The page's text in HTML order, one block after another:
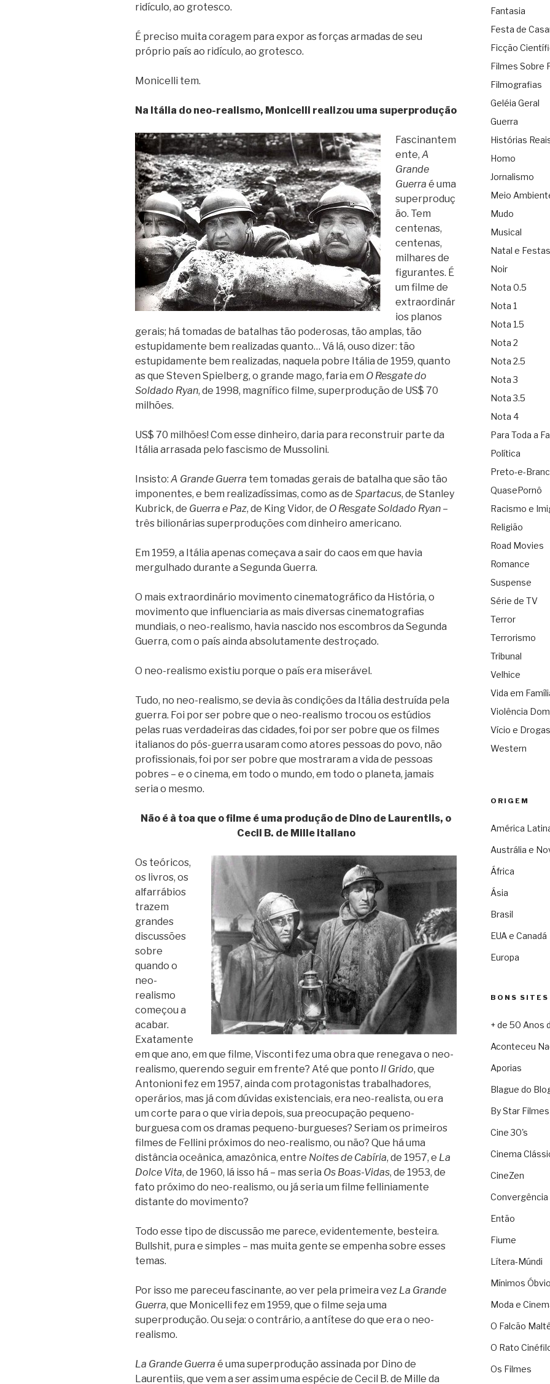
ridículo, ao grotesco.
É preciso muita coragem para expor as forças armadas de seu
próprio país ao ridículo, ao grotesco.
Monicelli tem.
Na Itália do neo-realismo, Monicelli realizou uma superprodução
Fascinantem
ente, A
Grande
Guerra é uma
superproduç
ão. Tem
centenas,
centenas,
milhares de
figurantes. É
um filme de
extraordinár
ios planos
gerais; há tomadas de batalhas tão poderosas, tão amplas, tão
estupidamente bem realizadas quanto… Vá lá, ouso dizer: tão
estupidamente bem realizadas, naquela pobre Itália de 1959, quanto
as que Steven Spielberg, o grande mago, faria em O Resgate do
Soldado Ryan, de 1998, magnífico filme, superprodução de US$ 70
milhões.
US$ 70 milhões! Com esse dinheiro, daria para reconstruir parte da
Itália arrasada pelo fascismo de Mussolini.
Insisto: A Grande Guerra tem tomadas gerais de batalha que são tão
imponentes, e bem realizadíssimas, como as de Spartacus, de Stanley
Kubrick, de Guerra e Paz, de King Vidor, de O Resgate Soldado Ryan –
três bilionárias superproduções com dinheiro americano.
Em 1959, a Itália apenas começava a sair do caos em que havia
mergulhado durante a Segunda Guerra.
O mais extraordinário movimento cinematográfico da História, o
movimento que influenciaria as mais diversas cinematografias
mundiais, o neo-realismo, havia nascido nos escombros da Segunda
Guerra, com o país ainda absolutamente destroçado.
O neo-realismo existiu porque o país era miserável.
Tudo, no neo-realismo, se devia às condições da Itália destruída pela
guerra. Foi por ser pobre que o neo-realismo trocou os estúdios
pelas ruas verdadeiras das cidades, foi por ser pobre que os filmes
italianos do pós-guerra usaram como atores pessoas do povo, não
profissionais, foi por ser pobre que mostraram a vida de pessoas
pobres – e o cinema, em todo o mundo, em todo o planeta, jamais
seria o mesmo.
Não é à toa que o filme é uma produção de Dino de Laurentiis, o
Cecil B. de Mille italiano
Os teóricos,
os livros, os
alfarrábios
trazem
grandes
discussões
sobre
quando o
neo-
realismo
começou a
acabar.
Exatamente
em que ano, em que filme, Visconti fez uma obra que renegava o neo-
realismo, querendo seguir em frente? Até que ponto Il Grido, que
Antonioni fez em 1957, ainda com protagonistas trabalhadores,
operários, mas já com dúvidas existenciais, era neo-realista, ou era
um corte para o que viria depois, sua preocupação pequeno-
burguesa com os dramas pequeno-burgueses? Seriam os primeiros
filmes de Fellini próximos do neo-realismo, ou não? Que há uma
distância oceânica, amazônica, entre Noites de Cabíria, de 1957, e La
Dolce Vita, de 1960, lá isso há – mas seria Os Boas-Vidas, de 1953, de
fato próximo do neo-realismo, ou já seria um filme felliniamente
distante do movimento?
Todo esse tipo de discussão me parece, evidentemente, besteira.
Bullshit, pura e simples – mas muita gente se empenha sobre esses
temas.
Por isso me pareceu fascinante, ao ver pela primeira vez La Grande
Guerra, que Monicelli fez em 1959, que o filme seja uma
superprodução. Ou seja: o contrário, a antítese do que era o neo-
realismo.
La Grande Guerra é uma superprodução assinada por Dino de
Laurentiis, que vem a ser assim uma espécie de Cecil B. de Mille da
Fantasia
Festa de
Ficção
Filmes Sobre
Filmografias
Geléia Geral
Guerra
Histórias
Homo
Jornalismo
Meio
Mudo
Musical
Natal e Festas
Noir
Nota 0.5
Nota 1
Nota 1.5
Nota 2
Nota 2.5
Nota 3
Nota 3.5
Nota 4
Para Toda a
Política
Preto-e-
QuasePornô
Racismo e
Religião
Road Movies
Romance
Suspense
Série de TV
Terror
Terrorismo
Tribunal
Velhice
Vida em
Violência
Vício e Drogas
Western
ORIGEM
América
Austrália e
África
Ásia
Brasil
EUA e Canadá
Europa
BONS SITES
+ de 50 Anos
Aconteceu
Aporias
Blague do
By Star Filmes
Cine 30's
Cinema
CineZen
Convergência
Então
Fiume
Lítera-Múndi
Mínimos
Moda e
O Falcão
O Rato
Os Filmes